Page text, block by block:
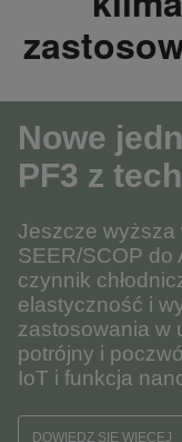
Nowe
PF3 z
Jeszcze wyższa
SEER/SCOP do
czynnik
elastyczność i
zastosowania w
potrójny i
IoT i funkcja
DOWIEDZ SIĘ WIĘCEJ